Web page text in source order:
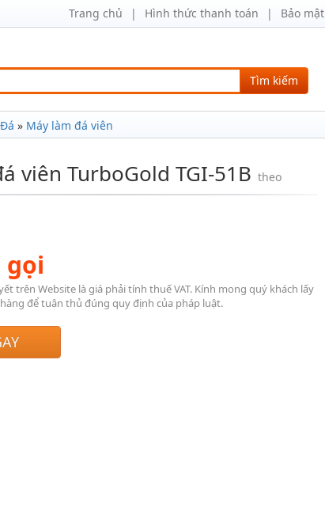
Trang chủ Hình thức thanh toán Bảo mật
Tìm kiếm
» Máy làm đá viên
viên TurboGold TGI-51B theo
gọi
trên Website là giá phải tính thuế VAT. Kính mong quý khách lấy
để tuân thủ đúng quy định của pháp luật.